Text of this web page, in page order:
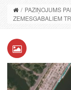
/ PAZIŅOJUMS
ZEMESGABALIEM